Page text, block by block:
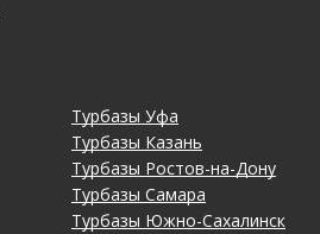
Турбазы Уфа
Турбазы Казань
Турбазы Ростов-на-Дону
Турбазы Самара
Турбазы Южно-Сахалинск